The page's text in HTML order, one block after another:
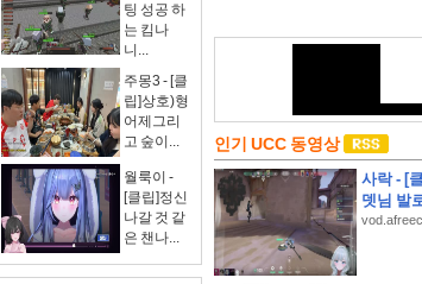
팅 성공 하
는 킴나
니...
주몽3 - [클
립]상호)형
어제그리
고 숲이...
월룩이 -
[클립]정신
나갈 것 같
은 챈나...
인기 UCC 동영상
사락 - [
뎃님 발